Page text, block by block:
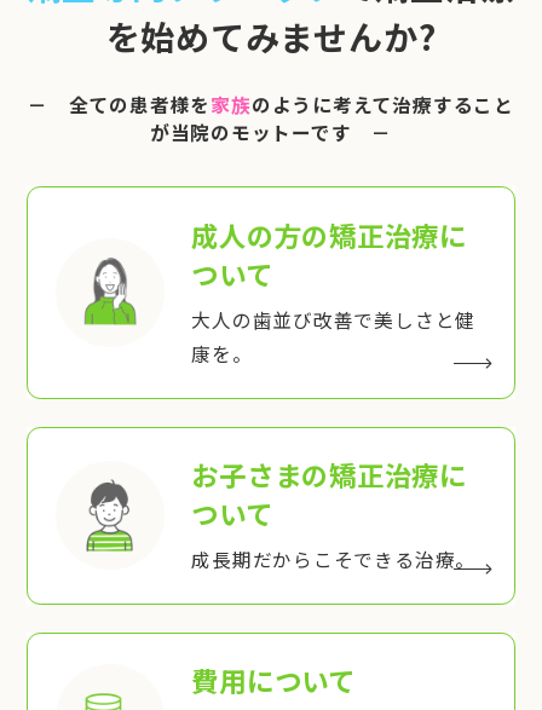
を始めてみませんか?
－ 全ての患者様を家族のように考えて治療すること
が当院のモットーです －
成人の方の矯正治療に
ついて
大人の歯並び改善で美しさと健
康を。
お子さまの矯正治療に
ついて
成長期だからこそできる治療。
費用について